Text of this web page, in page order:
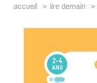
accueil lire demain